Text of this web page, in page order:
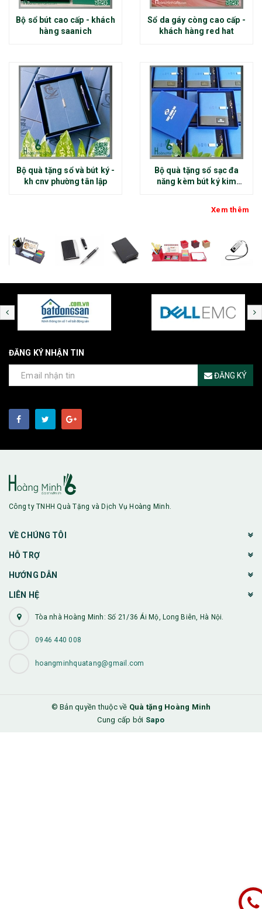
Bộ sổ bút cao cấp - khách
hàng saanich
Sổ da gáy còng cao cấp -
khách hàng red hat
Bộ quà tặng sổ và bút ký -
kh cnv phường tân lập
Bộ quà tặng sổ sạc đa
năng kèm bút ký kim
Xem thêm
ĐĂNG KÝ NHẬN TIN
ĐĂNG KÝ
Công ty TNHH Quà Tặng và Dịch Vụ Hoàng Minh.
VỀ CHÚNG TÔI
HỖ TRỢ
HƯỚNG DẪN
LIÊN HỆ
Tòa nhà Hoàng Minh: Số 21/36 Ái Mộ, Long Biên, Hà Nội.
0946 440 008
hoangminhquatang@gmail.com
© Bản quyền thuộc về Quà tặng Hoàng Minh
Cung cấp bởi Sapo